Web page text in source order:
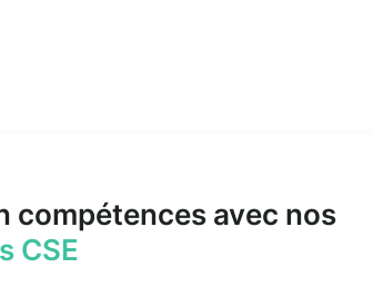
compétences avec nos
CSE